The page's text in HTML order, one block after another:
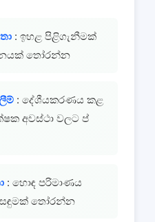
: ඉහළ පිළිගැනීමක්
තෝරන්න
: දේශීයකරණය කළ
අවස්ථා වලට ප්
: හොඳ පරිමාණය
තෝරන්න